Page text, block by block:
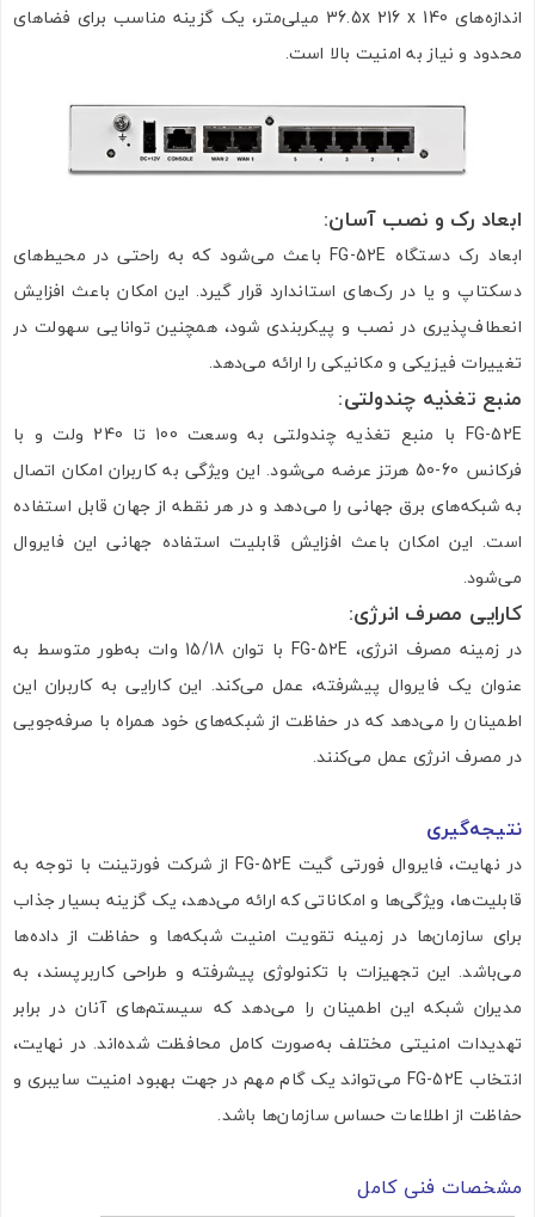
اندازه‌های 36.5x 216 x 140 میلی‌متر، یک گزینه مناسب برای فضاهای
محدود و نیاز به امنیت بالا است.
ابعاد رک و نصب آسان:
ابعاد رک دستگاه FG-52E باعث می‌شود که به راحتی در محیط‌های
دسکتاپ و یا در رک‌های استاندارد قرار گیرد. این امکان باعث افزایش
انعطاف‌پذیری در نصب و پیکربندی شود، همچنین توانایی سهولت در
تغییرات فیزیکی و مکانیکی را ارائه می‌دهد.
منبع تغذیه چندولتی:
FG-52E با منبع تغذیه چندولتی به وسعت 100 تا 240 ولت و با
فرکانس 60-50 هرتز عرضه می‌شود. این ویژگی به کاربران امکان اتصال
به شبکه‌های برق جهانی را می‌دهد و در هر نقطه از جهان قابل استفاده
است. این امکان باعث افزایش قابلیت استفاده جهانی این فایروال
می‌شود.
کارایی مصرف انرژی:
در زمینه مصرف انرژی، FG-52E با توان 15/18 وات به‌طور متوسط به
عنوان یک فایروال پیشرفته، عمل می‌کند. این کارایی به کاربران این
اطمینان را می‌دهد که در حفاظت از شبکه‌های خود همراه با صرفه‌جویی
در مصرف انرژی عمل می‌کنند.
نتیجه‌گیری
در نهایت، فایروال فورتی گیت FG-52E از شرکت فورتینت با توجه به
قابلیت‌ها، ویژگی‌ها و امکاناتی که ارائه می‌دهد، یک گزینه بسیار جذاب
برای سازمان‌ها در زمینه تقویت امنیت شبکه‌ها و حفاظت از داده‌ها
می‌باشد. این تجهیزات با تکنولوژی پیشرفته و طراحی کاربرپسند، به
مدیران شبکه این اطمینان را می‌دهد که سیستم‌های آنان در برابر
تهدیدات امنیتی مختلف به‌صورت کامل محافظت شده‌اند. در نهایت،
انتخاب FG-52E می‌تواند یک گام مهم در جهت بهبود امنیت سایبری و
حفاظت از اطلاعات حساس سازمان‌ها باشد.
مشخصات فنی کامل
ارسال به ایمیل
ارسال